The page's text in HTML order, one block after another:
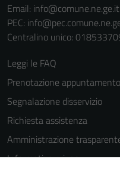
Email: info@comune.ne.ge.it
PEC:
Centralino unico:
Leggi le FAQ
Prenotazione appuntamento
Segnalazione disservizio
Richiesta assistenza
Amministrazione
Informativa privacy